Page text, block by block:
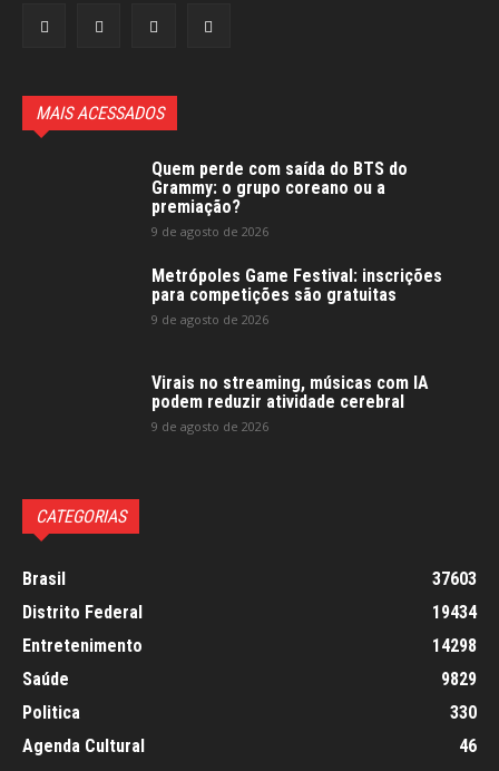
MAIS ACESSADOS
Quem perde com saída do BTS do
Grammy: o grupo coreano ou a
premiação?
9 de agosto de 2026
Metrópoles Game Festival: inscrições
para competições são gratuitas
9 de agosto de 2026
Virais no streaming, músicas com IA
podem reduzir atividade cerebral
9 de agosto de 2026
CATEGORIAS
Brasil
37603
Distrito Federal
19434
Entretenimento
14298
Saúde
9829
Politica
330
Agenda Cultural
46